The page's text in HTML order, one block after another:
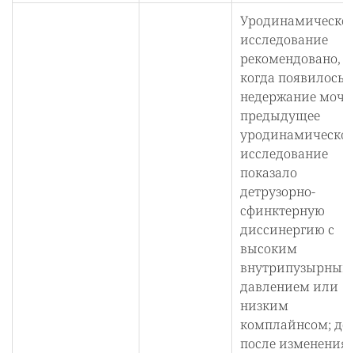
Уродинамическое
исследование
рекомендовано,
когда появилось
недержание
предыдущее
уродинамическое
исследование
показало
детрузорно-
сфинктерную
диссинергию с
высоким
внутрипузырным
давлением или
низким
комплайнсом; до
после изменения